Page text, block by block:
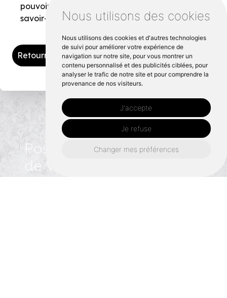
Nous utilisons des cookies
Nous utilisons des cookies et d'autres technologies
de suivi pour améliorer votre expérience de
navigation sur notre site, pour vous montrer un
contenu personnalisé et des publicités ciblées, pour
analyser le trafic de notre site et pour comprendre la
provenance de nos visiteurs.
J'accepte
Je refuse
Changer mes préférences
pouvoir embellir votre espace grâce à notre
savoir-faire de qualité supérieure.
Retourner vers tynplac.fr
Pose de verrière autour
de Vitré :